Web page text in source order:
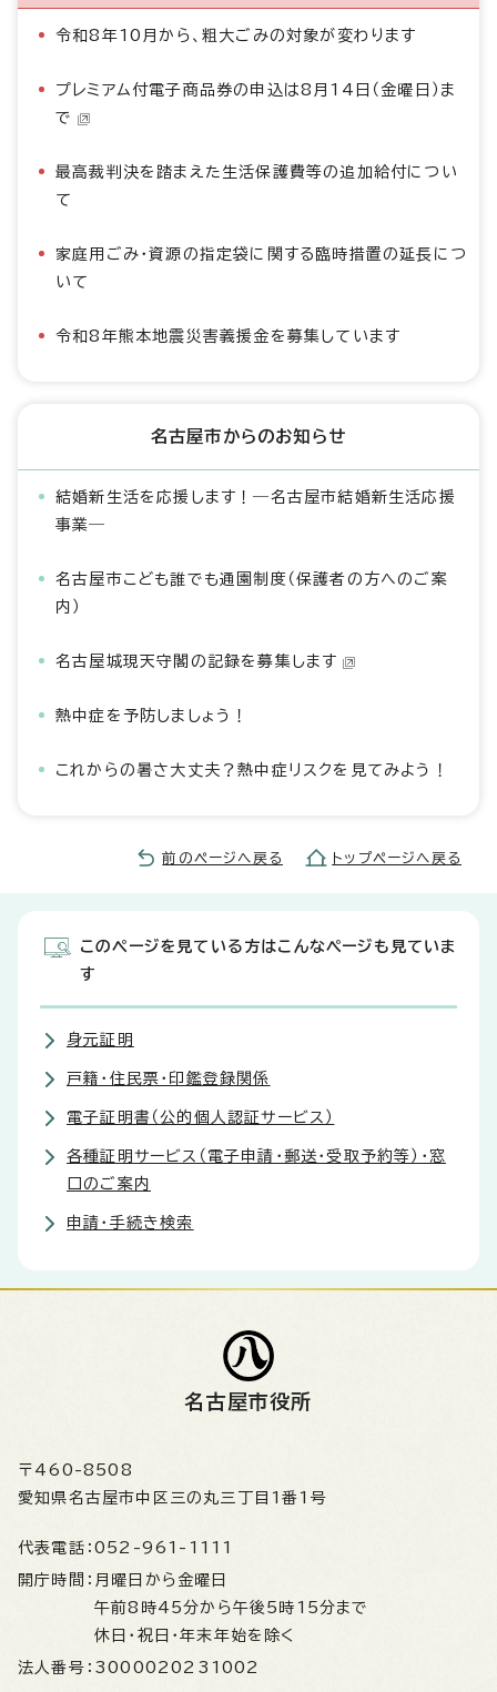
令和8年10月から、粗大ごみの対象が変わります
プレミアム付電子商品券の申込は8月14日（金曜日）ま
で
最高裁判決を踏まえた生活保護費等の追加給付につい
て
家庭用ごみ・資源の指定袋に関する臨時措置の延長につ
いて
令和8年熊本地震災害義援金を募集しています
名古屋市からのお知らせ
結婚新生活を応援します！―名古屋市結婚新生活応援
事業―
名古屋市こども誰でも通園制度（保護者の方へのご案
内）
名古屋城現天守閣の記録を募集します
熱中症を予防しましょう！
これからの暑さ大丈夫？熱中症リスクを見てみよう！
前のページへ戻る トップページへ戻る
このページを見ている方はこんなページも見ていま
す
身元証明
戸籍・住民票・印鑑登録関係
電子証明書（公的個人認証サービス）
各種証明サービス（電子申請・郵送・受取予約等）・窓
口のご案内
申請・手続き検索
名古屋市役所
〒460-8508
愛知県名古屋市中区三の丸三丁目1番1号
代表電話： 052-961-1111
開庁時間： 月曜日から金曜日
午前8時45分から午後5時15分まで
休日・祝日・年末年始を除く
法人番号： 3000020231002